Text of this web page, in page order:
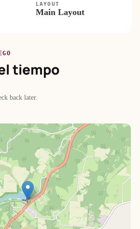
LAYOUT
Main Layout
tiempo
back later.